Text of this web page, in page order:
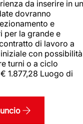
da inserire in un
dovranno
e
per la grande e
di lavoro a
con possibilità
turni o a ciclo
1.877,28 Luogo di